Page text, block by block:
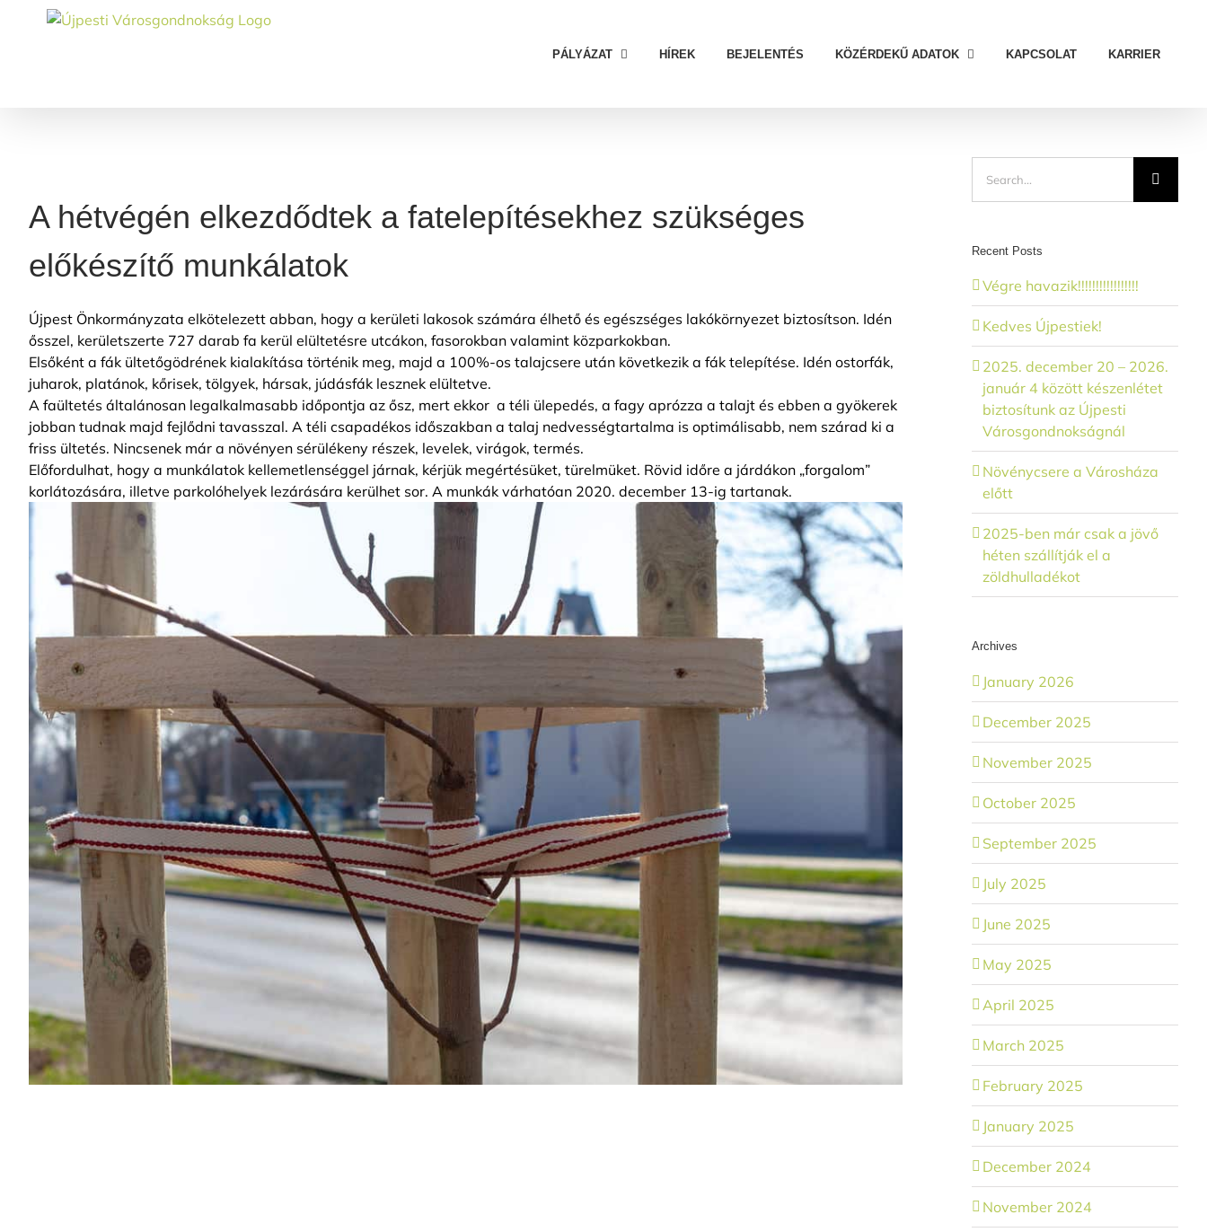
PÁLYÁZAT HÍREK BEJELENTÉS KÖZÉRDEKŰ ADATOK KAPCSOLAT KARRIER
A hétvégén elkezdődtek a fatelepítésekhez szükséges
előkészítő munkálatok
Újpest Önkormányzata elkötelezett abban, hogy a kerületi lakosok számára élhető és egészséges lakókörnyezet biztosítson. Idén
ősszel, kerületszerte 727 darab fa kerül elültetésre utcákon, fasorokban valamint közparkokban.
Elsőként a fák ültetőgödrének kialakítása történik meg, majd a 100%-os talajcsere után következik a fák telepítése. Idén ostorfák,
juharok, platánok, kőrisek, tölgyek, hársak, júdásfák lesznek elültetve.
A faültetés általánosan legalkalmasabb időpontja az ősz, mert ekkor a téli ülepedés, a fagy aprózza a talajt és ebben a gyökerek
jobban tudnak majd fejlődni tavasszal. A téli csapadékos időszakban a talaj nedvességtartalma is optimálisabb, nem szárad ki a
friss ültetés. Nincsenek már a növényen sérülékeny részek, levelek, virágok, termés.
Előfordulhat, hogy a munkálatok kellemetlenséggel járnak, kérjük megértésüket, türelmüket. Rövid időre a járdákon „forgalom”
korlátozására, illetve parkolóhelyek lezárására kerülhet sor. A munkák várhatóan 2020. december 13-ig tartanak.
for:
Recent Posts
Végre havazik!!!!!!!!!!!!!!!!!
Kedves Újpestiek!
2025. december 20 – 2026.
január 4 között készenlétet
biztosítunk az Újpesti
Városgondnokságnál
Növénycsere a Városháza
előtt
2025-ben már csak a jövő
héten szállítják el a
zöldhulladékot
Archives
January 2026
December 2025
November 2025
October 2025
September 2025
July 2025
June 2025
May 2025
April 2025
March 2025
February 2025
January 2025
December 2024
November 2024